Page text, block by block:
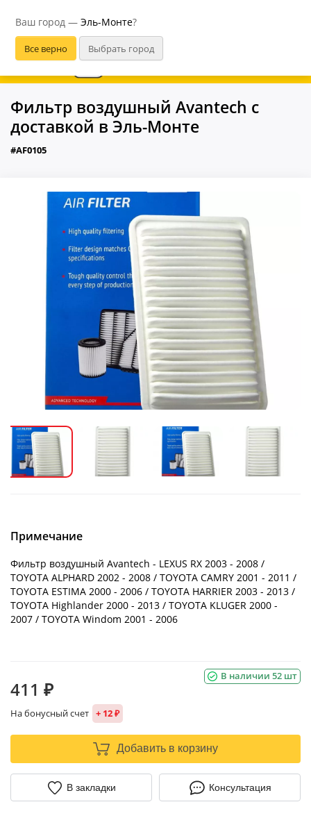
Ваш город — Эль-Монте?
В приложении удобнее
Фильтр воздушный Avantech с
доставкой в Эль-Монте
#AF0105
Примечание
Фильтр воздушный Avantech - LEXUS RX 2003 - 2008 /
TOYOTA ALPHARD 2002 - 2008 / TOYOTA CAMRY 2001 - 2011 /
TOYOTA ESTIMA 2000 - 2006 / TOYOTA HARRIER 2003 - 2013 /
TOYOTA Highlander 2000 - 2013 / TOYOTA KLUGER 2000 -
2007 / TOYOTA Windom 2001 - 2006
В наличии 52 шт
411 ₽
На бонусный счет + 12 ₽
Добавить в корзину
В закладки Консультация